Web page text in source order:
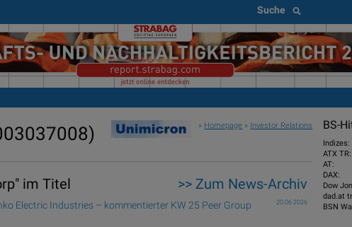
Suche
» Homepage » Investor Relations
im Titel >> Zum News-Archiv
20.06.2026
Electric Industries – kommentierter KW 25 Peer Group
BS-
Indizes:
ATX TR:
AT:
DAX:
Dow
dad.at
BSN